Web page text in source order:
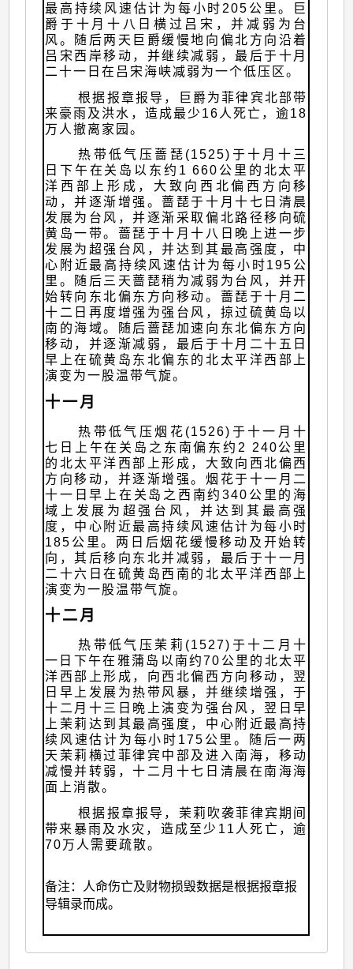
最高持续风速估计为每小时205公里。巨
爵于十月十八日横过吕宋，并减弱为台
风。随后两天巨爵缓慢地向偏北方向沿着
吕宋西岸移动，并继续减弱，最后于十月
二十一日在吕宋海峡减弱为一个低压区。
根据报章报导，巨爵为菲律宾北部带
来豪雨及洪水，造成最少16人死亡，逾18
万人撤离家园。
热带低气压蔷琵(1525)于十月十三
日下午在关岛以东约1 660公里的北太平
洋西部上形成，大致向西北偏西方向移
动，并逐渐增强。蔷琵于十月十七日清晨
发展为台风，并逐渐采取偏北路径移向硫
黄岛一带。蔷琵于十月十八日晚上进一步
发展为超强台风，并达到其最高强度，中
心附近最高持续风速估计为每小时195公
里。随后三天蔷琵稍为减弱为台风，并开
始转向东北偏东方向移动。蔷琵于十月二
十二日再度增强为强台风，掠过硫黄岛以
南的海域。随后蔷琵加速向东北偏东方向
移动，并逐渐减弱，最后于十月二十五日
早上在硫黄岛东北偏东的北太平洋西部上
演变为一股温带气旋。
十一月
热带低气压烟花(1526)于十一月十
七日上午在关岛之东南偏东约2 240公里
的北太平洋西部上形成，大致向西北偏西
方向移动，并逐渐增强。烟花于十一月二
十一日早上在关岛之西南约340公里的海
域上发展为超强台风，并达到其最高强
度，中心附近最高持续风速估计为每小时
185公里。两日后烟花缓慢移动及开始转
向，其后移向东北并减弱，最后于十一月
二十六日在硫黄岛西南的北太平洋西部上
演变为一股温带气旋。
十二月
热带低气压茉莉(1527)于十二月十
一日下午在雅蒲岛以南约70公里的北太平
洋西部上形成，向西北偏西方向移动，翌
日早上发展为热带风暴，并继续增强，于
十二月十三日晩上演变为强台风，翌日早
上茉莉达到其最高强度，中心附近最高持
续风速估计为每小时175公里。随后一两
天茉莉横过菲律宾中部及进入南海，移动
减慢并转弱，十二月十七日清晨在南海海
面上消散。
根据报章报导，茉莉吹袭菲律宾期间
带来暴雨及水灾，造成至少11人死亡，逾
70万人需要疏散。
备注：人命伤亡及财物损毁数据是根据报章报
导辑录而成。